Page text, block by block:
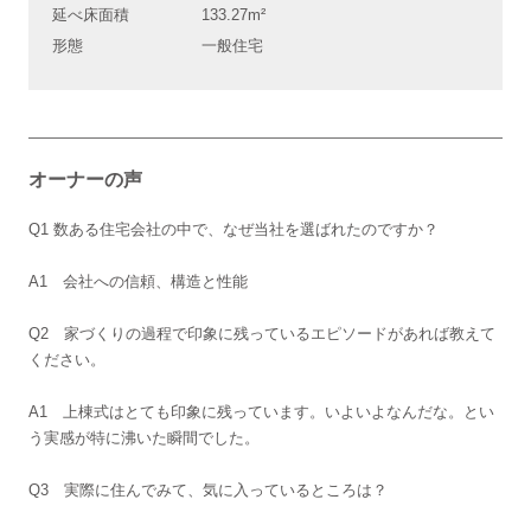
延べ床面積
133.27m²
形態
一般住宅
オーナーの声
Q1 数ある住宅会社の中で、なぜ当社を選ばれたのですか？
A1 会社への信頼、構造と性能
Q2 家づくりの過程で印象に残っているエピソードがあれば教えて
ください。
A1 上棟式はとても印象に残っています。いよいよなんだな。とい
う実感が特に沸いた瞬間でした。
Q3 実際に住んでみて、気に入っているところは？